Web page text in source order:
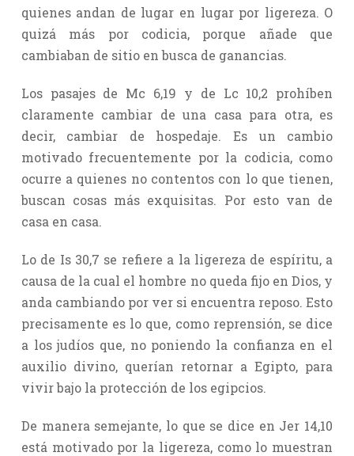
quienes andan de lugar en lugar por ligereza. O
quizá más por codicia, porque añade que
cambiaban de sitio en busca de ganancias.
Los pasajes de Mc 6,19 y de Lc 10,2 prohíben
claramente cambiar de una casa para otra, es
decir, cambiar de hospedaje. Es un cambio
motivado frecuentemente por la codicia, como
ocurre a quienes no contentos con lo que tienen,
buscan cosas más exquisitas. Por esto van de
casa en casa.
Lo de Is 30,7 se refiere a la ligereza de espíritu, a
causa de la cual el hombre no queda fijo en Dios, y
anda cambiando por ver si encuentra reposo. Esto
precisamente es lo que, como reprensión, se dice
a los judíos que, no poniendo la confianza en el
auxilio divino, querían retornar a Egipto, para
vivir bajo la protección de los egipcios.
De manera semejante, lo que se dice en Jer 14,10
está motivado por la ligereza, como lo muestran